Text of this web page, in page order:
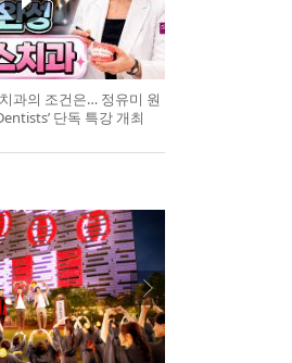
과의 조건은… 정유미 원
단독 특강 개최